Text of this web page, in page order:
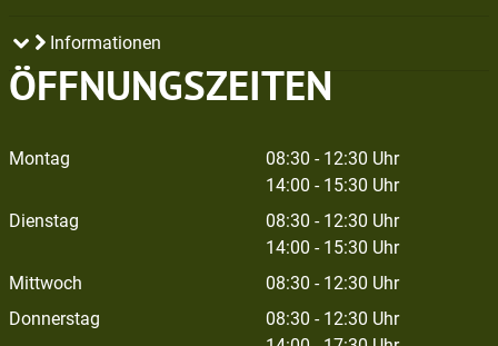
Informationen
ÖFFNUNGSZEITEN
Montag
08:30 - 12:30 Uhr
14:00 - 15:30 Uhr
Dienstag
08:30 - 12:30 Uhr
14:00 - 15:30 Uhr
Mittwoch
08:30 - 12:30 Uhr
Donnerstag
08:30 - 12:30 Uhr